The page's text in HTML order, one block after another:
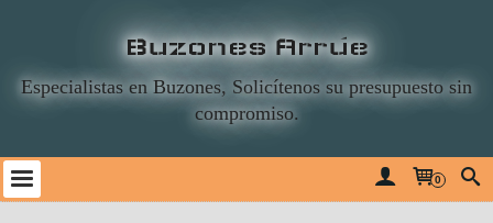
Buzones Arrúe
Especialistas en Buzones, Solicítenos su presupuesto sin
compromiso.
0